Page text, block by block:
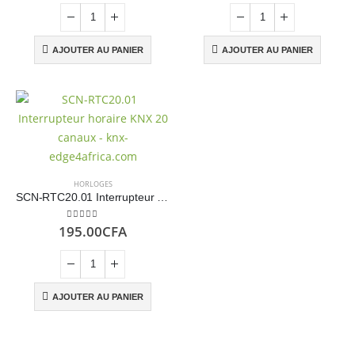
AJOUTER AU PANIER AJOUTER AU PANIER
HORLOGES
5.00 sur 5
195.00CFA
AJOUTER AU PANIER